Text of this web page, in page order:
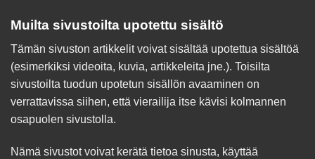
Muilta sivustoilta upotettu sisältö
Tämän sivuston artikkelit voivat sisältää upotettua sisältöä
(esimerkiksi videoita, kuvia, artikkeleita jne.). Toisilta
sivustoilta tuodun upotetun sisällön avaaminen on
verrattavissa siihen, että vierailija itse kävisi kolmannen
osapuolen sivustolla.
Nämä sivustot voivat kerätä tietoa sinusta, käyttää